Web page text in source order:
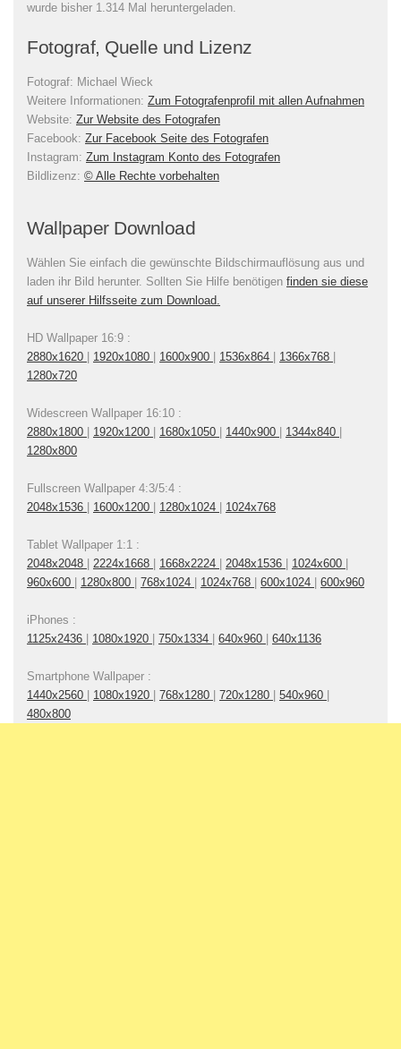
wurde bisher 1.314 Mal heruntergeladen.
Fotograf, Quelle und Lizenz
Fotograf: Michael Wieck
Weitere Informationen: Zum Fotografenprofil mit allen Aufnahmen
Website: Zur Website des Fotografen
Facebook: Zur Facebook Seite des Fotografen
Instagram: Zum Instagram Konto des Fotografen
Bildlizenz: © Alle Rechte vorbehalten
Wallpaper Download
Wählen Sie einfach die gewünschte Bildschirmauflösung aus und
laden ihr Bild herunter. Sollten Sie Hilfe benötigen finden sie diese
auf unserer Hilfsseite zum Download.
HD Wallpaper 16:9 :
2880x1620 | 1920x1080 | 1600x900 | 1536x864 | 1366x768 |
1280x720
Widescreen Wallpaper 16:10 :
2880x1800 | 1920x1200 | 1680x1050 | 1440x900 | 1344x840 |
1280x800
Fullscreen Wallpaper 4:3/5:4 :
2048x1536 | 1600x1200 | 1280x1024 | 1024x768
Tablet Wallpaper 1:1 :
2048x2048 | 2224x1668 | 1668x2224 | 2048x1536 | 1024x600 |
960x600 | 1280x800 | 768x1024 | 1024x768 | 600x1024 | 600x960
iPhones :
1125x2436 | 1080x1920 | 750x1334 | 640x960 | 640x1136
Smartphone Wallpaper :
1440x2560 | 1080x1920 | 768x1280 | 720x1280 | 540x960 |
480x800